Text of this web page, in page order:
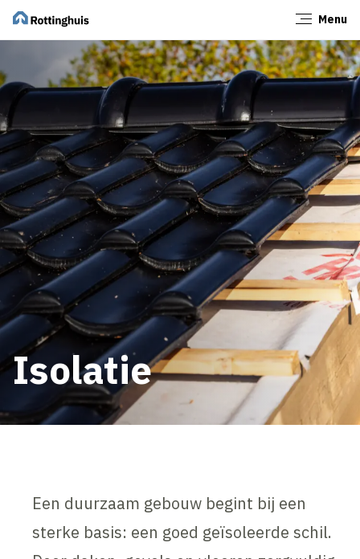
Menu
Isolatie
Een duurzaam gebouw begint bij een
sterke basis: een goed geïsoleerde schil.
Sluiten